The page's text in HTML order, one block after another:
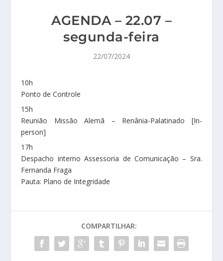
AGENDA – 22.07 –
segunda-feira
22/07/2024
10h
Ponto de Controle
15h
Reunião Missão Alemã – Renânia-Palatinado [In-
person]
17h
Despacho interno Assessoria de Comunicação – Sra.
Fernanda Fraga
Pauta: Plano de Integridade
COMPARTILHAR: